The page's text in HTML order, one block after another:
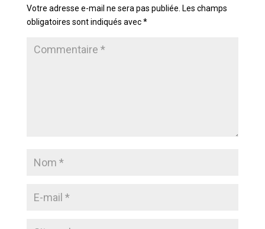
Votre adresse e-mail ne sera pas publiée. Les champs
obligatoires sont indiqués avec*